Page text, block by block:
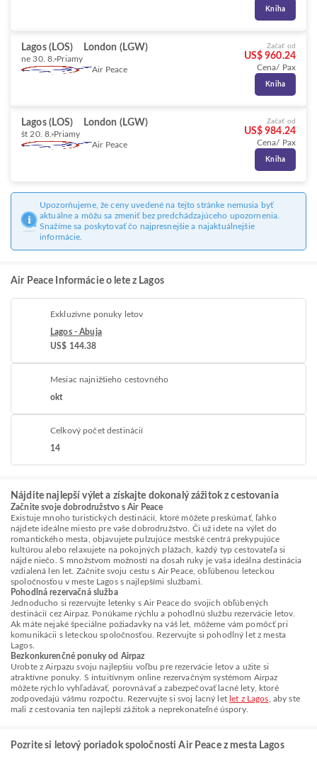
Kniha
Lagos (LOS) London (LGW)
ne 30. 8. Priamy
Air Peace
Začať od
US$ 960.24
Cena/ Pax
Kniha
Lagos (LOS) London (LGW)
št 20. 8. Priamy
Air Peace
Začať od
US$ 984.24
Cena/ Pax
Kniha
Upozorňujeme, že ceny uvedené na tejto stránke nemusia byť
aktuálne a môžu sa zmeniť bez predchádzajúceho upozornenia.
Snažíme sa poskytovať čo najpresnejšie a najaktuálnejšie
informácie.
Air Peace Informácie o lete z Lagos
Exkluzívne ponuky letov
Lagos - Abuja
US$ 144.38
Mesiac najnižšieho cestovného
okt
Celkový počet destinácií
14
Nájdite najlepší výlet a získajte dokonalý zážitok z cestovania
Začnite svoje dobrodružstvo s Air Peace
Existuje mnoho turistických destinácií, ktoré môžete preskúmať, ľahko
nájdete ideálne miesto pre vaše dobrodružstvo. Či už idete na výlet do
romantického mesta, objavujete pulzujúce mestské centrá prekypujúce
kultúrou alebo relaxujete na pokojných plážach, každý typ cestovateľa si
nájde niečo. S množstvom možností na dosah ruky je vaša ideálna destinácia
vzdialená len let. Začnite svoju cestu s Air Peace, obľúbenou leteckou
spoločnosťou v meste Lagos s najlepšími službami.
Pohodlná rezervačná služba
Jednoducho si rezervujte letenky s Air Peace do svojich obľúbených
destinácií cez Airpaz. Ponúkame rýchlu a pohodlnú službu rezervácie letov.
Ak máte nejaké špeciálne požiadavky na váš let, môžeme vám pomôcť pri
komunikácii s leteckou spoločnosťou. Rezervujte si pohodlný let z mesta
Lagos.
Bezkonkurenčné ponuky od Airpaz
Urobte z Airpazu svoju najlepšiu voľbu pre rezervácie letov a užite si
atraktívne ponuky. S intuitívnym online rezervačným systémom Airpaz
môžete rýchlo vyhľadávať, porovnávať a zabezpečovať lacné lety, ktoré
zodpovedajú vášmu rozpočtu. Rezervujte si svoj lacný let let z Lagos , aby ste
mali z cestovania ten najlepší zážitok a neprekonateľné úspory.
Pozrite si letový poriadok spoločnosti Air Peace z mesta Lagos